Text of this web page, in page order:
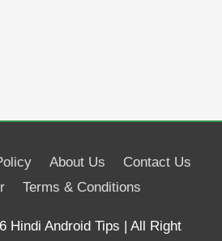
About Us
Contact Us
Terms & Conditions
Hindi Android Tips | All Right